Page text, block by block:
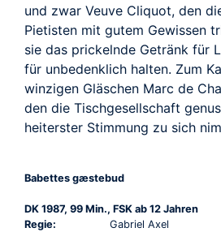
und zwar Veuve Cliquot, den
Pietisten mit gutem Gewissen
sie das prickelnde Getränk für
für unbedenklich halten. Zum
winzigen Gläschen Marc de
den die Tischgesellschaft
heiterster Stimmung zu sich
Babettes gæstebud
DK 1987, 99 Min., FSK ab 12 Jahren
Regie:
Gabriel Axel